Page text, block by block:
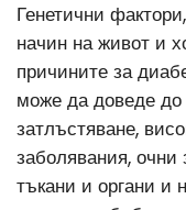
Генетични
начин на живот и
причините за
може да доведе до
затлъстяване,
заболявания,
тъкани и органи и